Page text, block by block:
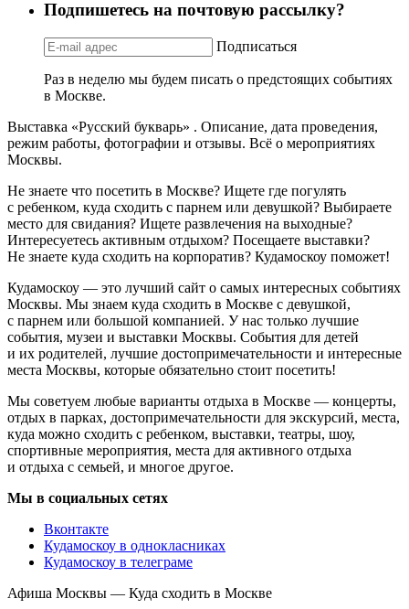
Подпишетесь на почтовую рассылку?
Подписаться
Раз в неделю мы будем писать о предстоящих событиях
в Москве.
Выставка «Русский букварь» . Описание, дата проведения,
режим работы, фотографии и отзывы. Всё о мероприятиях
Москвы.
Не знаете что посетить в Москве? Ищете где погулять
с ребенком, куда сходить с парнем или девушкой? Выбираете
место для свидания? Ищете развлечения на выходные?
Интересуетесь активным отдыхом? Посещаете выставки?
Не знаете куда сходить на корпоратив? Кудамоскоу поможет!
Кудамоскоу — это лучший сайт о самых интересных событиях
Москвы. Мы знаем куда сходить в Москве с девушкой,
с парнем или большой компанией. У нас только лучшие
события, музеи и выставки Москвы. События для детей
и их родителей, лучшие достопримечательности и интересные
места Москвы, которые обязательно стоит посетить!
Мы советуем любые варианты отдыха в Москве — концерты,
отдых в парках, достопримечательности для экскурсий, места,
куда можно сходить с ребенком, выставки, театры, шоу,
спортивные мероприятия, места для активного отдыха
и отдыха с семьей, и многое другое.
Мы в социальных сетях
Вконтакте
Кудамоскоу в однокласниках
Кудамоскоу в телеграме
Афиша Москвы — Куда сходить в Москве